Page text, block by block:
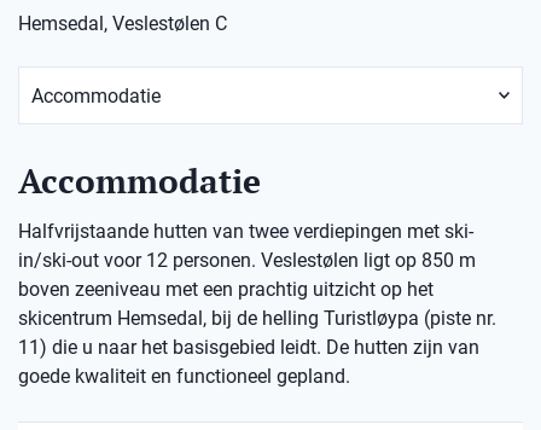
Hemsedal, Veslestølen C
Accommodatie
Halfvrijstaande hutten van twee verdiepingen met ski-
in/ski-out voor 12 personen. Veslestølen ligt op 850 m
boven zeeniveau met een prachtig uitzicht op het
skicentrum Hemsedal, bij de helling Turistløypa (piste nr.
11) die u naar het basisgebied leidt. De hutten zijn van
goede kwaliteit en functioneel gepland.